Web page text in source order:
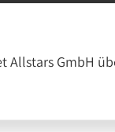
GmbH